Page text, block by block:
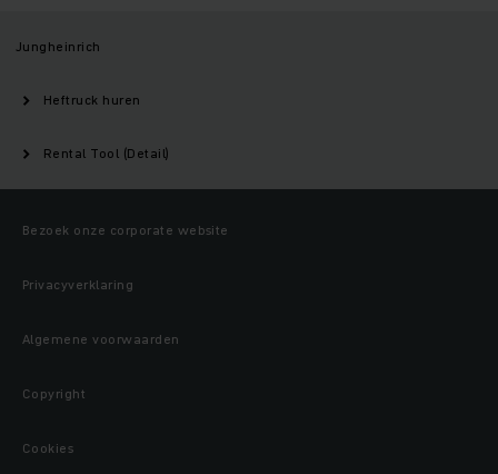
Jungheinrich
Heftruck huren
Rental Tool (Detail)
Bezoek onze corporate website
Privacyverklaring
Algemene voorwaarden
Copyright
Cookies